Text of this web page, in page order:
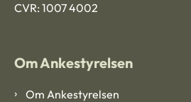
CVR: 1007 4002
Om Ankestyrelsen
Om Ankestyrelsen